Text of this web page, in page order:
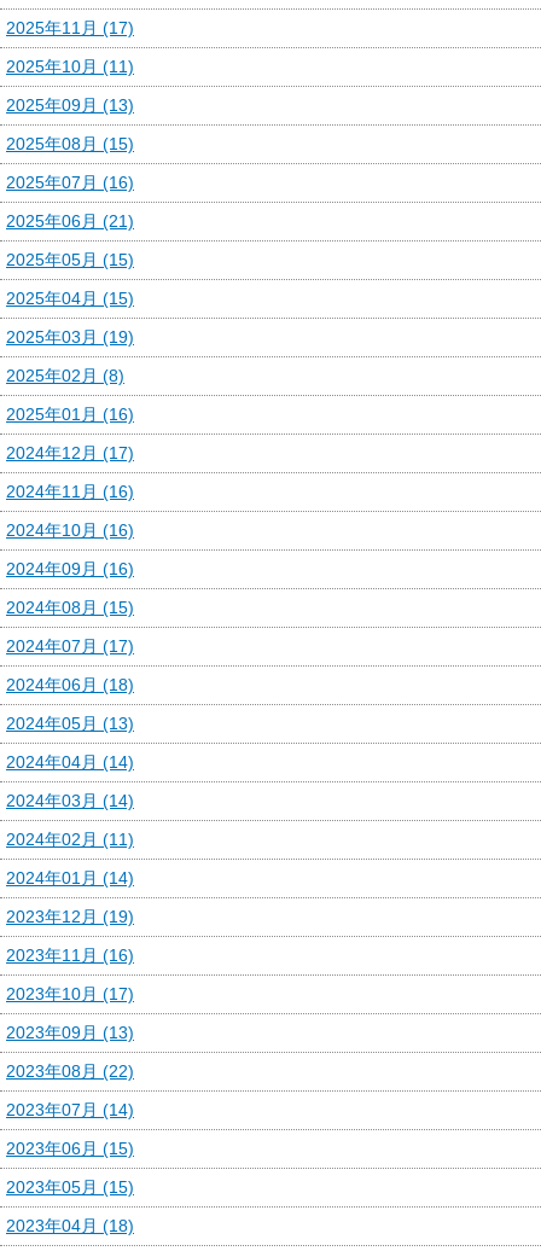
2025年11月 (17)
2025年10月 (11)
2025年09月 (13)
2025年08月 (15)
2025年07月 (16)
2025年06月 (21)
2025年05月 (15)
2025年04月 (15)
2025年03月 (19)
2025年02月 (8)
2025年01月 (16)
2024年12月 (17)
2024年11月 (16)
2024年10月 (16)
2024年09月 (16)
2024年08月 (15)
2024年07月 (17)
2024年06月 (18)
2024年05月 (13)
2024年04月 (14)
2024年03月 (14)
2024年02月 (11)
2024年01月 (14)
2023年12月 (19)
2023年11月 (16)
2023年10月 (17)
2023年09月 (13)
2023年08月 (22)
2023年07月 (14)
2023年06月 (15)
2023年05月 (15)
2023年04月 (18)